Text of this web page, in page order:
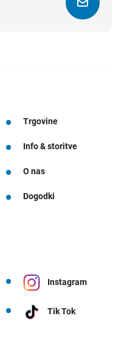
Trgovine
Info & storitve
O nas
Dogodki
Instagram
Tik Tok